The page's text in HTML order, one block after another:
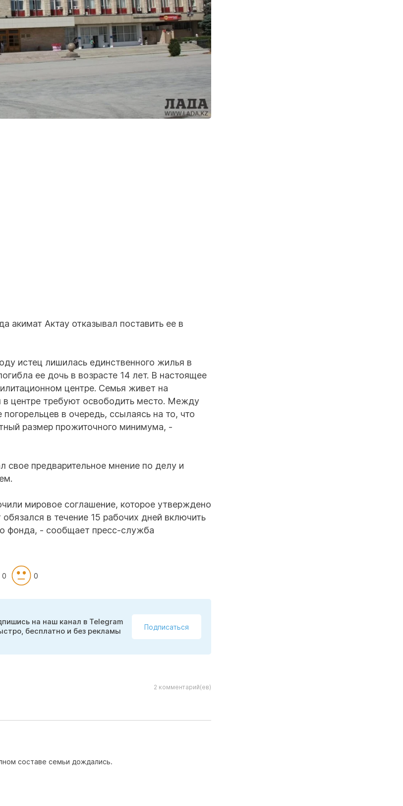
акимат Актау отказывал поставить ее в
истец лишилась единственного жилья в
ее дочь в возрасте 14 лет. В настоящее
центре. Семья живет на
в центре требуют освободить место. Между
в очередь, ссылаясь на то, что
размер прожиточного минимума, -
свое предварительное мнение по делу и
мировое соглашение, которое утверждено
в течение 15 рабочих дней включить
фонда, - сообщает пресс-служба
0 0
на наш канал в Telegram
бесплатно и без рекламы
Подписаться
2 комментарий(ев)
составе семьи дождались.